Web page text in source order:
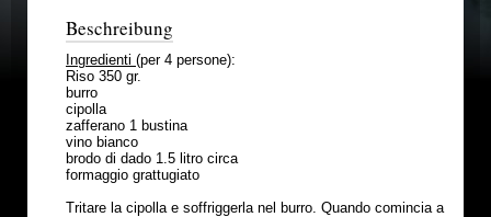
Beschreibung
Ingredienti (per 4 persone):
Riso 350 gr.
burro
cipolla
zafferano 1 bustina
vino bianco
brodo di dado 1.5 litro circa
formaggio grattugiato
Tritare la cipolla e soffriggerla nel burro. Quando comincia a